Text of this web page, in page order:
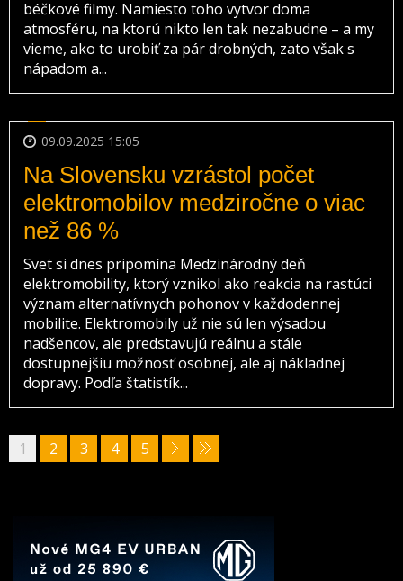
béčkové filmy. Namiesto toho vytvor doma
atmosféru, na ktorú nikto len tak nezabudne – a my
vieme, ako to urobiť za pár drobných, zato však s
nápadom a...
09.09.2025 15:05
Na Slovensku vzrástol počet
elektromobilov medziročne o viac
než 86 %
Svet si dnes pripomína Medzinárodný deň
elektromobility, ktorý vznikol ako reakcia na rastúci
význam alternatívnych pohonov v každodennej
mobilite. Elektromobily už nie sú len výsadou
nadšencov, ale predstavujú reálnu a stále
dostupnejšiu možnosť osobnej, ale aj nákladnej
dopravy. Podľa štatistík...
1 2 3 4 5